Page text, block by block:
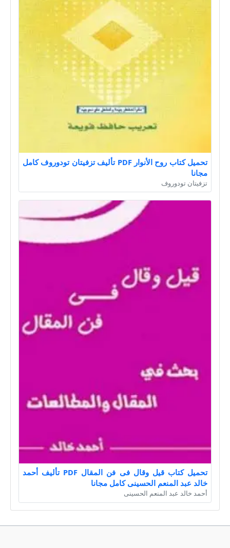
تحميل كتاب روح الأنوار PDF تأليف تزفيتان تودوروف كامل
مجانا
تزفيتان تودوروف
تحميل كتاب قيل وقال فى فن المقال PDF تأليف أحمد
خالد عبد المنعم الحسينى كامل مجانا
أحمد خالد عبد المنعم الحسينى